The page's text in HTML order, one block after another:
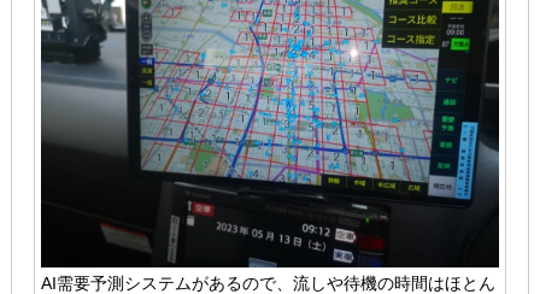
AI需要予測システムがあるので、流しや待機の時間はほとん